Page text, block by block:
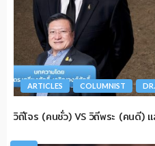
ARTICLES COLUMNIST
วิถีโจร (คนชั่ว) VS วิถีพระ (คนดี) แ